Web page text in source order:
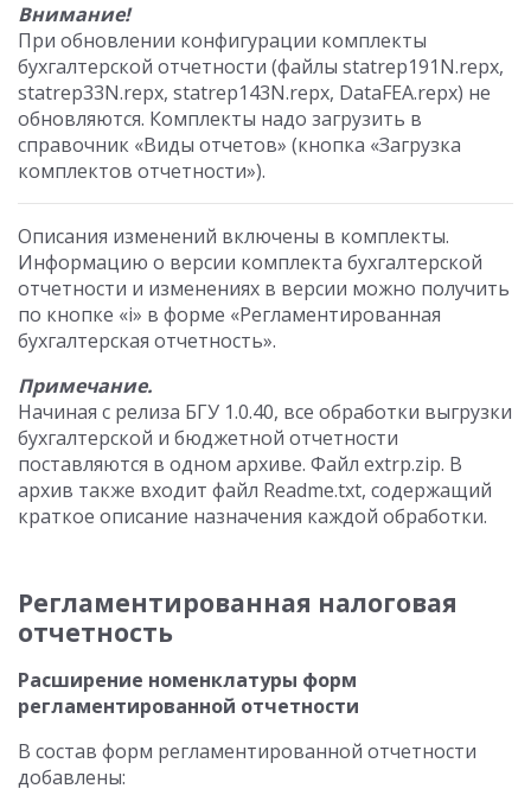
Внимание!
При обновлении конфигурации комплекты
бухгалтерской отчетности (файлы statrep191N.repx,
statrep33N.repx, statrep143N.repx, DataFEA.repx) не
обновляются. Комплекты надо загрузить в
справочник «Виды отчетов» (кнопка «Загрузка
комплектов отчетности»).
Описания изменений включены в комплекты.
Информацию о версии комплекта бухгалтерской
отчетности и изменениях в версии можно получить
по кнопке «i» в форме «Регламентированная
бухгалтерская отчетность».
Примечание.
Начиная с релиза БГУ 1.0.40, все обработки выгрузки
бухгалтерской и бюджетной отчетности
поставляются в одном архиве. Файл extrp.zip. В
архив также входит файл Readme.txt, содержащий
краткое описание назначения каждой обработки.
Регламентированная налоговая
отчетность
Расширение номенклатуры форм
регламентированной отчетности
В состав форм регламентированной отчетности
добавлены: